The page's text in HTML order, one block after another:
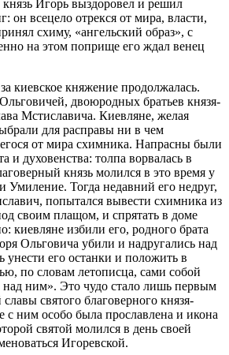
Игорь выздоровел и решил
он всецело отрекся от мира, власти,
схиму, «ангельский образ», с
на этом поприще его ждал венец
киевское княжение продолжалась.
двоюродных братьев князя-
Мстиславича. Киевляне, желая
для расправы ни в чем
от мира схимника. Напрасны были
и духовенства: толпа ворвалась в
князь молился в это время у
Тогда недавний его недруг,
попытался вывести схимника из
своим плащом, и спрятать в доме
киевляне избили его, родного брата
Ольговича убили и надругались над
унести его останки и положить в
по словам летописца, сами собой
над ним». Это чудо стало лишь первым
святого благоверного князя-
с ним особо была прославлена и икона
святой молился в день своей
Игоревской.